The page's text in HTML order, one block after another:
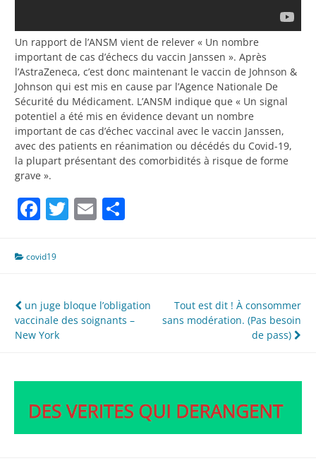
Un rapport de l’ANSM vient de relever « Un nombre
important de cas d’échecs du vaccin Janssen ». Après
l’AstraZeneca, c’est donc maintenant le vaccin de Johnson &
Johnson qui est mis en cause par l’Agence Nationale De
Sécurité du Médicament. L’ANSM indique que « Un signal
potentiel a été mis en évidence devant un nombre
important de cas d’échec vaccinal avec le vaccin Janssen,
avec des patients en réanimation ou décédés du Covid-19,
la plupart présentant des comorbidités à risque de forme
grave ».
Facebook
Twitter
Email
covid19
Navigation
de
un juge bloque l’obligation
vaccinale des soignants –
New York
Tout est dit ! À consommer
sans modération. (Pas besoin
de pass)